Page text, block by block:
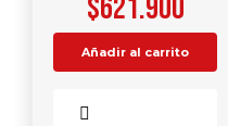
$621.900
Añadir al carrito